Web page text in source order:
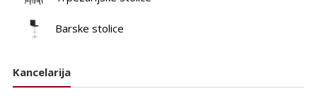
Barske stolice
Kancelarija